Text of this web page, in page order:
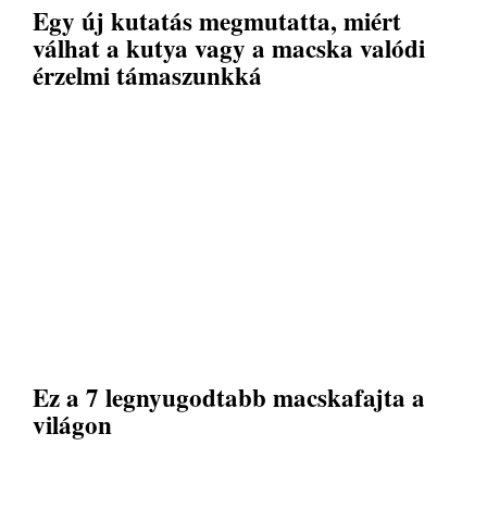
Egy új kutatás megmutatta, miért
válhat a kutya vagy a macska valódi
érzelmi támaszunkká
Ez a 7 legnyugodtabb macskafajta a
világon